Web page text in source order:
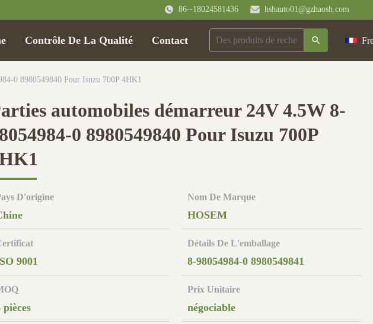
86--18024581436 hshauto01@gzhaosh.com
Contrôle De La Qualité Contact
0 8980549840 Pour Isuzu 700P 4HK1
automobiles démarreur 24V 4.5W 8-
0 8980549840 Pour Isuzu 700P
D'origine Nom De Marque
HOSEM
9001
Détails De L'emballage
8-98054984-0 8980549841
pièces
Prix Unitaire
négociable